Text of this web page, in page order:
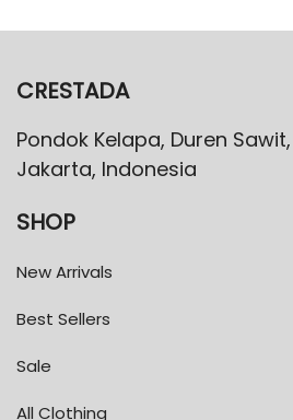
CRESTADA
Pondok Kelapa, Duren
Jakarta, Indonesia
SHOP
New Arrivals
Best Sellers
Sale
All Clothing